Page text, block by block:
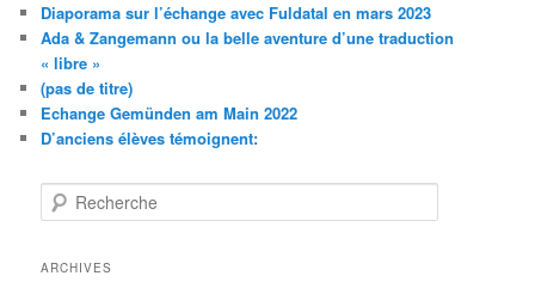
Diaporama sur l’échange avec Fuldatal en mars 2023
Ada & Zangemann ou la belle aventure d’une traduction
« libre »
(pas de titre)
Echange Gemünden am Main 2022
D’anciens élèves témoignent:
e
h
ARCHIVES